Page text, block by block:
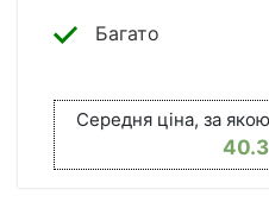
Багато
Середня ціна, за